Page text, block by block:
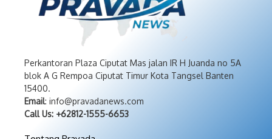
Perkantoran Plaza Ciputat Mas jalan IR H Juanda no 5A
blok A G Rempoa Ciputat Timur Kota Tangsel Banten
15400.
Email: info@pravadanews.com
Call Us: +62812-1555-6653